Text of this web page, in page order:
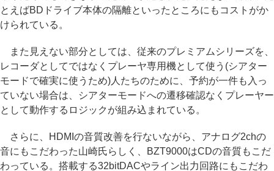
とえばBDドライブ本体の隔離といったところにもコストがか
けられている。
また見えない部分としては、従来のプレミアムシリーズを、
レコーダとしてではなくプレーヤ専用機として使う(シアター
モードで確実に使うため)人たちのために、予約が一件も入っ
ていない場合は、シアターモードへの遷移確認なくプレーヤー
として動作するロジックが組み込まれている。
さらに、HDMIの音質改善を行ないながら、アナログ2chの
音にもこだわった山崎氏らしく、BZT9000はCDの音質もこだ
わっている。搭載する32bitDACやライン出力回路にもこだわ